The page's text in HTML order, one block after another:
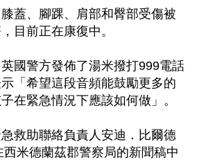
蓋、腳踝、肩部和臀部受傷被
目前正在康復中。
國警方發佈了湯米撥打999電話
「希望這段音頻能鼓勵更多的
在緊急情況下應該如何做」。
救助聯絡負責人安迪．比爾德
西米德蘭茲郡警察局的新聞稿中